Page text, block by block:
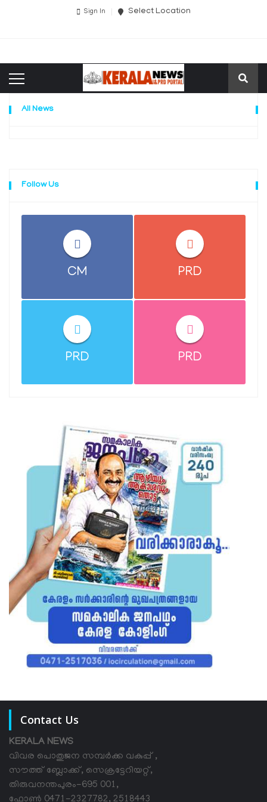
Sign In Select Location
All News
Follow Us
CM PRD
PRD PRD
Contact Us
KERALA NEWS
വിവര പൊതുജന സമ്പര്‍ക്ക വകുപ്പ് ,
സൗത്ത് ബ്ലോക്ക്, സെക്രട്ടേറിയറ്റ്,
തിരുവനന്തപുരം-695 001,
ഫോൺ 0471-2327782, 2518443